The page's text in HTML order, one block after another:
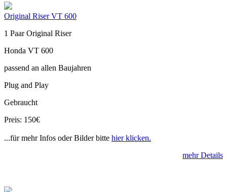
Original Riser VT 600
1 Paar Original Riser
Honda VT 600
passend an allen Baujahren
Plug and Play
Gebraucht
Preis: 150€
...für mehr Infos oder Bilder bitte hier klicken.
mehr Details